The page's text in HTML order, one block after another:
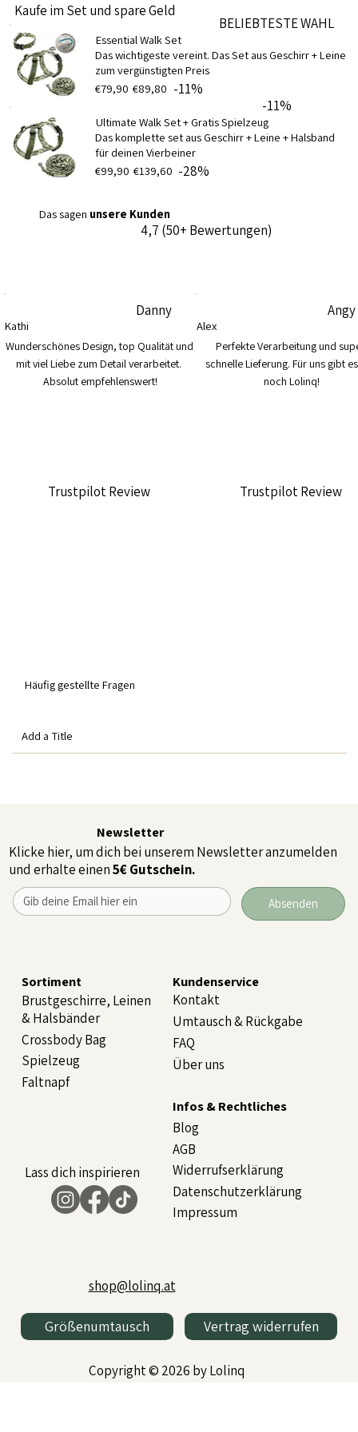
Kaufe im Set und spare Geld
BELIEBTESTE WAHL
Essential Walk Set
Das wichtigeste vereint. Das Set aus Geschirr + Leine
zum vergünstigten Preis
€79,90 €89,80 -11%
-11%
Ultimate Walk Set + Gratis Spielzeug
Das komplette set aus Geschirr + Leine + Halsband
für deinen Vierbeiner
€99,90 €139,60 -28%
Das sagen unsere Kunden
4,7 (50+ Bewertungen)
Kathi
Wunderschönes Design, top Qualität und
mit viel Liebe zum Detail verarbeitet.
Absolut empfehlenswert!
Danny
Trustpilot Review
Alex
Perfekte Verarbeitung und
schnelle Lieferung. Für uns gibt
noch Lolinq!
Angy
Trustpilot Review
Häufig gestellte Fragen
Add a Title
Sortiment
Brustgeschirre, Leinen
& Halsbänder
Crossbody Bag
Spielzeug
Faltnapf
Kundenservice
Kontakt
Über uns
Umtausch & Rückgabe
FAQ
Newsletter
Klicke hier, um dich bei unserem Newsletter anzumelden
und erhalte einen5€ Gutschein.
Absenden
shop@lolinq.at
Größenumtausch Vertrag widerrufen
Copyright © 2026 by Lolinq
Infos & Rechtliches
Blog
AGB
Widerrufserklärung
Datenschutzerklärung
Impressum
Lass dich inspirieren